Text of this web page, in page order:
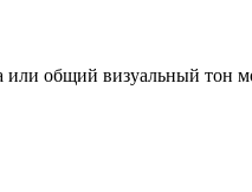
или общий визуальный